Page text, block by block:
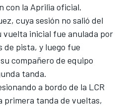
con la Aprilia oficial.
cuya sesión no salió del
vuelta inicial fue anulada por
de pista, y luego fue
compañero de equipo
tanda.
a bordo de la LCR
primera tanda de vueltas,